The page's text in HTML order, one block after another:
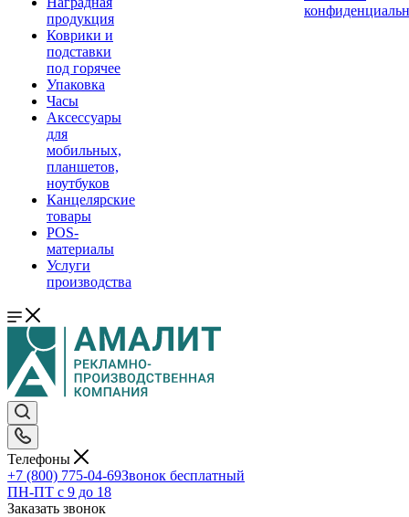
продукция
Коврики и
подставки
под горячее
Упаковка
Часы
Аксессуары
для
мобильных,
планшетов,
ноутбуков
Канцелярские
товары
POS-
материалы
Услуги
производства
Телефоны
+7 (800) 775-04-69Звонок бесплатный
ПН-ПТ c 9 до 18
Заказать звонок